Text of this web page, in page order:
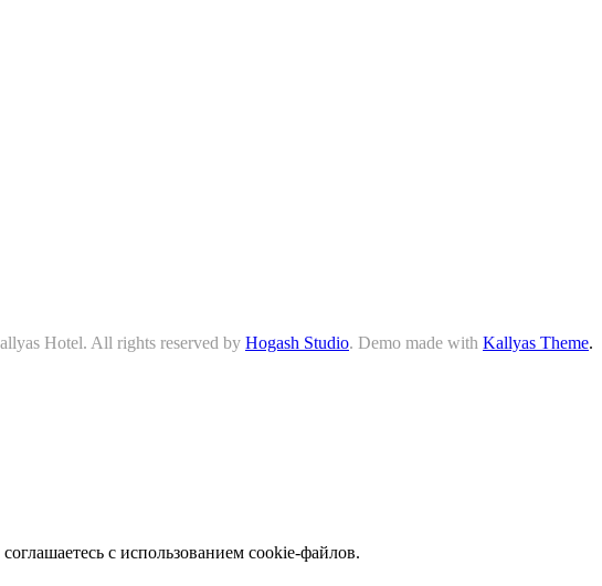
Hotel. All rights reserved by Hogash Studio. Demo made with Kallyas Theme.
с использованием cookie-файлов.